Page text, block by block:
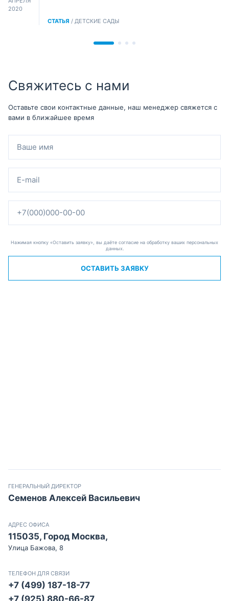
2020
СТАТЬЯ / ДЕТСКИЕ САДЫ
Свяжитесь с нами
Оставьте свои контактные данные, наш менеджер свяжется с
вами в ближайшее время
Нажимая кнопку «Оставить заявку», вы даёте согласие на обработку ваших персональных
данных.
ОСТАВИТЬ ЗАЯВКУ
ГЕНЕРАЛЬНЫЙ ДИРЕКТОР
Семенов Алексей Васильевич
АДРЕС ОФИСА
115035, Город Москва,
Улица Бажова, 8
ТЕЛЕФОН ДЛЯ СВЯЗИ
+7 (499) 187-18-77
+7 (925) 880-66-87